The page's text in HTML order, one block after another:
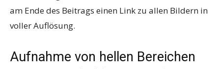
am Ende des Beitrags einen Link zu allen Bildern in
voller Auflösung.
Aufnahme von hellen Bereichen